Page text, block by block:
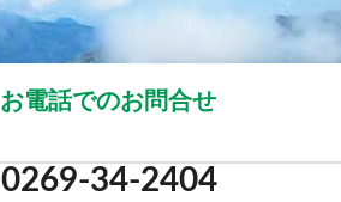
お電話でのお問合せ
0269-34-2404